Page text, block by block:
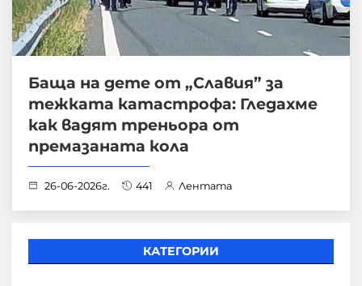
Баща на дете от „Славия” за
тежката катастрофа: Гледахме
как вадят треньора от
премазаната кола
26-06-2026г. 441 Лентата
КАТЕГОРИИ